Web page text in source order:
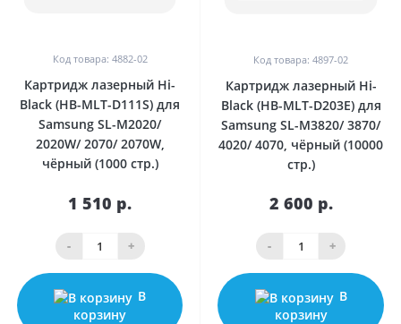
Код товара: 4882-02
Картридж лазерный Hi-
Black (HB-MLT-D111S) для
Samsung SL-M2020/
2020W/ 2070/ 2070W,
чёрный (1000 стр.)
1 510 р.
- +
В
корзину
Код товара: 4897-02
Картридж лазерный Hi-
Black (HB-MLT-D203E) для
Samsung SL-M3820/ 3870/
4020/ 4070, чёрный (10000
стр.)
2 600 р.
- +
В
корзину